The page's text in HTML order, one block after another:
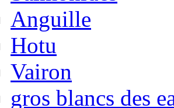
Anguille
Hotu
Vairon
gros blancs des